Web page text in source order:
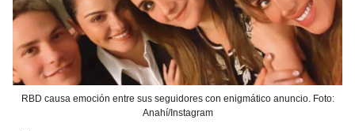
RBD causa emoción entre sus seguidores con enigmático anuncio. Foto:
Anahí/Instagram